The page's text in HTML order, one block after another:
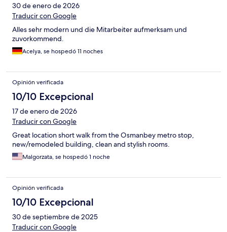
30 de enero de 2026
Traducir con Google
Alles sehr modern und die Mitarbeiter aufmerksam und
zuvorkommend.
Acelya, se hospedó 11 noches
Opinión verificada
10/10 Excepcional
17 de enero de 2026
Traducir con Google
Great location short walk from the Osmanbey metro stop,
new/remodeled building, clean and stylish rooms.
Malgorzata, se hospedó 1 noche
Opinión verificada
10/10 Excepcional
30 de septiembre de 2025
Traducir con Google